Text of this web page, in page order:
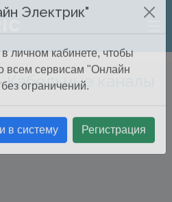
Кабельные каналы
личном кабинете, чтобы
всем сервисам "Онлайн
в систему Регистрация